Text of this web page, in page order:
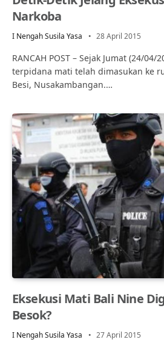
Narkoba
I Nengah Susila Yasa 28 April 2015
RANCAH POST – Sejak Jumat (24/
terpidana mati telah dimasukan ke
Besi, Nusakambangan.…
Eksekusi Mati Bali Nine
Besok?
I Nengah Susila Yasa 27 April 2015